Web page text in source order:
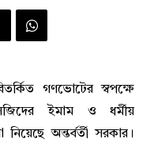
গণভোটের স্বপক্ষে
ইমাম ও ধর্মীয়
নিয়েছে অন্তর্বর্তী সরকার।